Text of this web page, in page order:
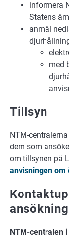
informera
Statens
anmäl
med
Tillsyn
NTM-
dem som
om tillsynen på
anvisningen om
NTM-cent­ra­len